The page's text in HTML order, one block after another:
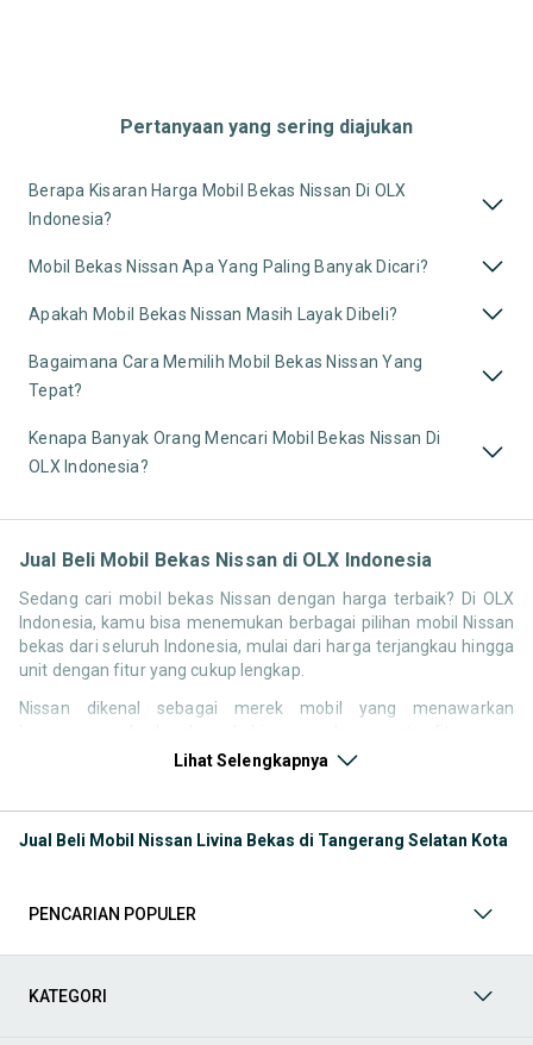
Pertanyaan yang sering diajukan
Berapa Kisaran Harga Mobil Bekas Nissan Di OLX
Indonesia?
Mobil Bekas Nissan Apa Yang Paling Banyak Dicari?
Apakah Mobil Bekas Nissan Masih Layak Dibeli?
Bagaimana Cara Memilih Mobil Bekas Nissan Yang
Tepat?
Kenapa Banyak Orang Mencari Mobil Bekas Nissan Di
OLX Indonesia?
Jual Beli Mobil Bekas Nissan di OLX Indonesia
Sedang cari mobil bekas Nissan dengan harga terbaik? Di OLX
Indonesia, kamu bisa menemukan berbagai pilihan mobil Nissan
bekas dari seluruh Indonesia, mulai dari harga terjangkau hingga
unit dengan fitur yang cukup lengkap.
Nissan dikenal sebagai merek mobil yang menawarkan
kompetitif di kelasnya. Hal ini membuat pencarian seperti mobil
Melalui halaman ini, kamu bisa langsung membandingkan
Model Mobil Bekas Nissan yang Paling Banyak Dicari
Beberapa model Nissan memiliki permintaan yang cukup stabil di
Lihat Selengkapnya
Jual Beli Mobil Nissan Livina Bekas di Tangerang Selatan Kota
PENCARIAN POPULER
KATEGORI